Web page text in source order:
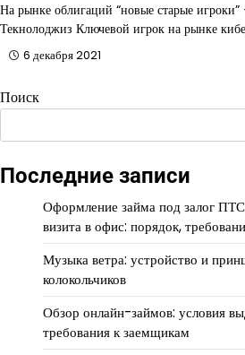
На рынке облигаций “новые старые
Текнолоджиз Ключевой игрок на рынке
6 декабря 2021
Поиск
Последние записи
Оформление займа под залог
визита в офис: порядок,
Музыка ветра: устройство и
колокольчиков
Обзор онлайн-займов: условия
требования к заемщикам